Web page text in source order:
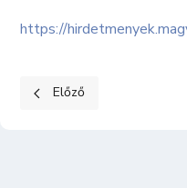
https://
Előző cikk: KÖZÉRDEKŰ
Előző